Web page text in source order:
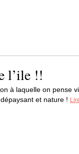
l’ile !!
à laquelle on pense
et nature !